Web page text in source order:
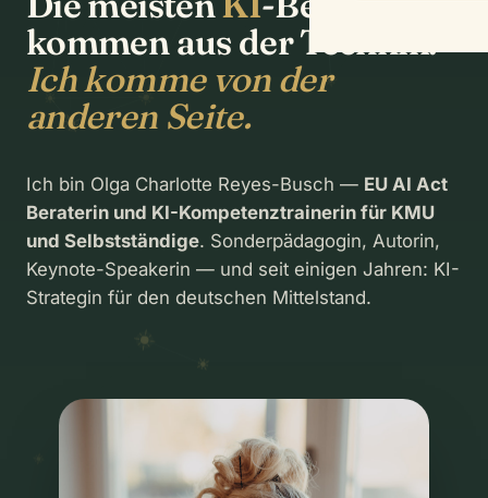
kommen aus der Technik.
Ich komme von der
anderen Seite.
Ich bin Olga Charlotte Reyes-Busch — EU AI Act
Beraterin und KI-Kompetenztrainerin für KMU
und Selbstständige. Sonderpädagogin, Autorin,
Keynote-Speakerin — und seit einigen Jahren: KI-
Strategin für den deutschen Mittelstand.